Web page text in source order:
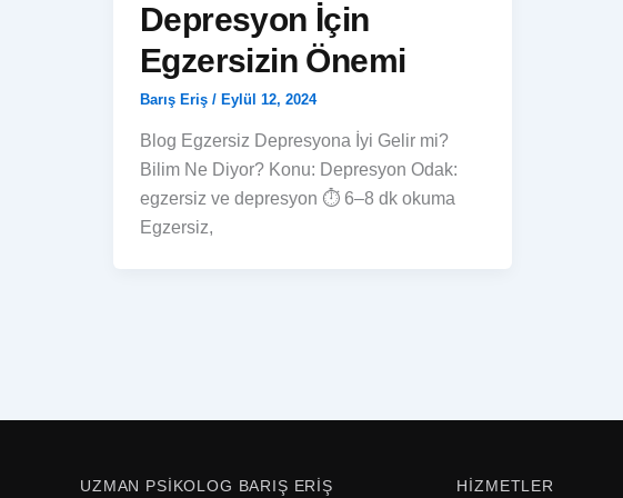
Depresyon İçin
Egzersizin Önemi
Barış Eriş / Eylül 12, 2024
Blog Egzersiz Depresyona İyi Gelir mi?
Bilim Ne Diyor? Konu: Depresyon Odak:
egzersiz ve depresyon ⏱ 6–8 dk okuma
Egzersiz,
UZMAN PSIKOLOG BARIŞ ERIŞ HIZMETLER